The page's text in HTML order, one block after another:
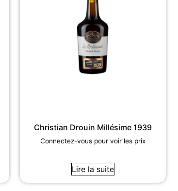
Christian Drouin Millésime 1939
Connectez-vous pour voir les prix
Lire la suite